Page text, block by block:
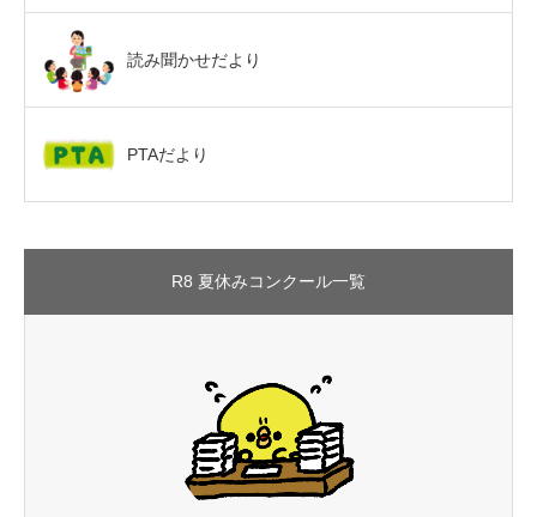
読み聞かせだより
PTAだより
R8 夏休みコンクール一覧